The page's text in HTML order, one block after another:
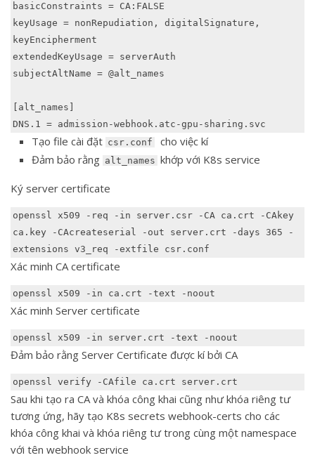
basicConstraints = CA:FALSE
keyUsage = nonRepudiation, digitalSignature,
keyEncipherment
extendedKeyUsage = serverAuth
subjectAltName = @alt_names
[alt_names]
DNS.1 = admission-webhook.atc-gpu-sharing.svc
Tạo file cài đặt csr.conf
cho việc kí
Đảm bảo rằng alt_names khớp với K8s service
Ký server certificate
openssl x509 -req -in server.csr -CA ca.crt -CAkey
ca.key -CAcreateserial -out server.crt -days 365 -
extensions v3_req -extfile csr.conf
Xác minh CA certificate
openssl x509 -in ca.crt -text -noout
Xác minh Server certificate
openssl x509 -in server.crt -text -noout
Đảm bảo rằng Server Certificate được kí bởi CA
openssl verify -CAfile ca.crt server.crt
Sau khi tạo ra CA và khóa công khai cũng như khóa riêng tư
tương ứng, hãy tạo K8s secrets webhook-certs cho các
khóa công khai và khóa riêng tư trong cùng một namespace
với tên webhook service